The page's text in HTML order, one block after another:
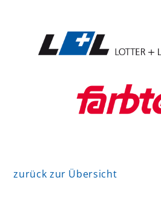
zurück zur Übersicht